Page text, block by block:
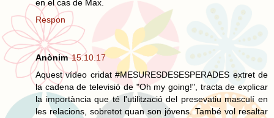
en el cas de Max.
Respon
Anònim 15.10.17
Aquest vídeo cridat #MESURESDESESPERADES extret de
la cadena de televisió de "Oh my going!", tracta de explicar
la importància que té l'utilització del presevatiu masculí en
les relacions, sobretot quan son jóvens. També vol resaltar